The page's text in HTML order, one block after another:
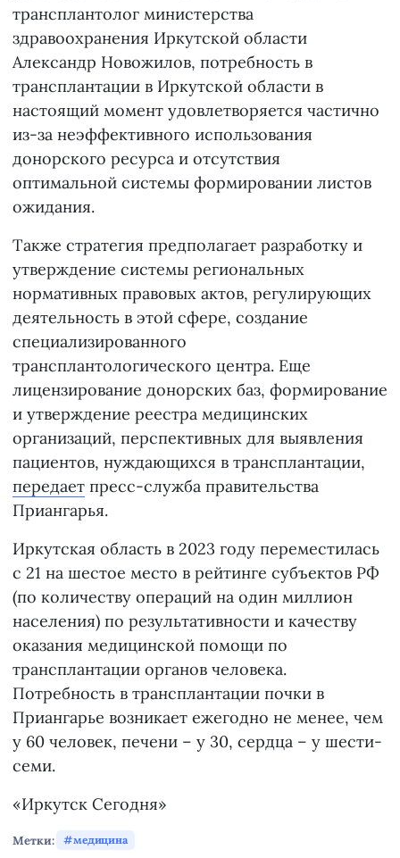
трансплантолог министерства
здравоохранения Иркутской области
Александр Новожилов, потребность в
трансплантации в Иркутской области в
настоящий момент удовлетворяется частично
из-за неэффективного использования
донорского ресурса и отсутствия
оптимальной системы формировании листов
ожидания.
Также стратегия предполагает разработку и
утверждение системы региональных
нормативных правовых актов, регулирующих
деятельность в этой сфере, создание
специализированного
трансплантологического центра. Еще
лицензирование донорских баз, формирование
и утверждение реестра медицинских
организаций, перспективных для выявления
пациентов, нуждающихся в трансплантации,
передает пресс-служба правительства
Приангарья.
Иркутская область в 2023 году переместилась
с 21 на шестое место в рейтинге субъектов РФ
(по количеству операций на один миллион
населения) по результативности и качеству
оказания медицинской помощи по
трансплантации органов человека.
Потребность в трансплантации почки в
Приангарье возникает ежегодно не менее, чем
у 60 человек, печени – у 30, сердца – у шести-
семи.
«Иркутск Сегодня»
Метки: медицина